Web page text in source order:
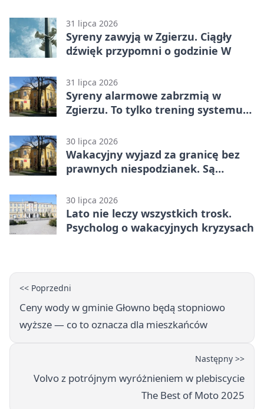
31 lipca 2026
Syreny zawyją w Zgierzu. Ciągły
dźwięk przypomni o godzinie W
31 lipca 2026
Syreny alarmowe zabrzmią w
Zgierzu. To tylko trening systemu
30 lipca 2026
Wakacyjny wyjazd za granicę bez
prawnych niespodzianek. Są
30 lipca 2026
Lato nie leczy wszystkich trosk.
Psycholog o wakacyjnych kryzysach
<< Poprzedni
Ceny wody w gminie Głowno będą stopniowo
wyższe — co to oznacza dla mieszkańców
Następny >>
Volvo z potrójnym wyróżnieniem w plebiscycie
The Best of Moto 2025